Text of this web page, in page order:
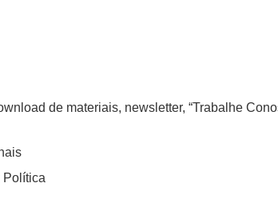
de materiais, newsletter, “Trabalhe
Política